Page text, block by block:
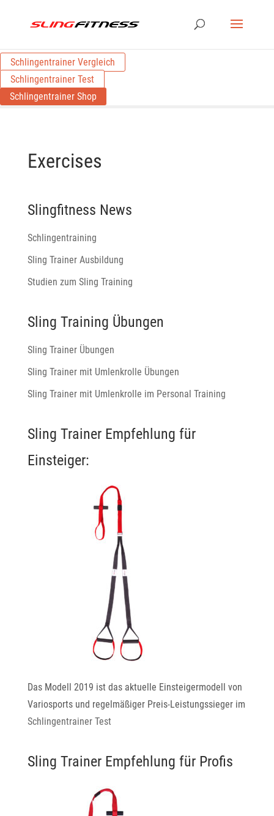
Schlingentrainer Vergleich
Schlingentrainer Test
Schlingentrainer Shop
Exercises
Slingfitness News
Schlingentraining
Sling Trainer Ausbildung
Studien zum Sling Training
Sling Training Übungen
Sling Trainer Übungen
Sling Trainer mit Umlenkrolle Übungen
Sling Trainer mit Umlenkrolle im Personal Training
Sling Trainer Empfehlung für
Einsteiger:
Das Modell 2019 ist das aktuelle Einsteigermodell von
Variosports und regelmäßiger Preis-Leistungssieger im
Schlingentrainer Test
Sling Trainer Empfehlung für Profis